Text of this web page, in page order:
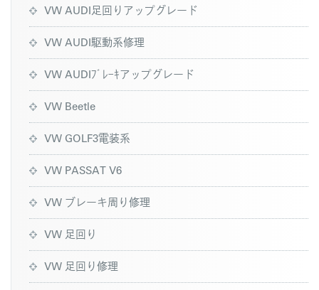
VW AUDI足回りアップグレード
VW AUDI駆動系修理
VW AUDIﾌﾞﾚｰｷアップグレード
VW Beetle
VW GOLF3電装系
VW PASSAT V6
VW ブレーキ周り修理
VW 足回り
VW 足回り修理